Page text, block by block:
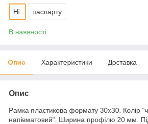
Ні. паспарту
В наявності
Опис Характеристики Доставка
Опис
Рамка пластикова формату 30х30. Колір
напівматовий". Ширина профілю 20 мм.